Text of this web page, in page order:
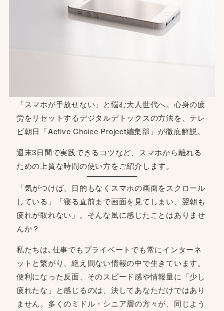
「スマホが手放せない」と悩む大人世代へ。心身の疲
労をリセットするデジタルデトックスの方法を、テレ
ビ朝日「Active Choice Project編集部」が徹底解説。
週末3日間で実践できるコツなど、スマホから離れる
ための上質な時間の使い方をご紹介します。
「気がつけば、目的もなくスマホの画面をスクロール
している」「寝る直前まで画面を見てしまい、翌朝も
疲れが取れない」。そんな風に感じたことはありませ
んか？
私たちは､仕事でもプライベートでも常にインターネ
ットと繋がり、絶え間ない情報の中で生きています。
便利になった反面、そのスピード感や情報量に「少し
疲れたな」と感じるのは、決してあなただけではあり
ません。多くのミドル・シニア層の方々が、同じよう